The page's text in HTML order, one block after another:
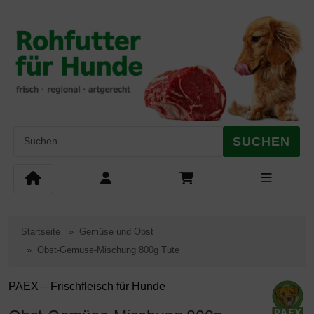
SUCHEN
Startseite
Gemüse und Obst
Obst-Gemüse-Mischung 800g Tüte
PAEX – Frischfleisch für Hunde